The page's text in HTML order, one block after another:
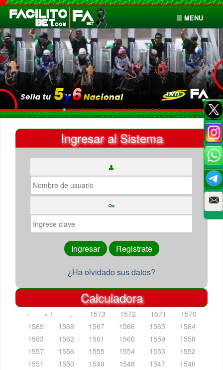
☰ MENU
Inicio
Apuestas
Cuentas
Ingresar al Sistema
¿Ha olvidado sus datos?
Calculadora
‹ « 1 … 1573 1572 1571
1570
1569
1568 1567 1566 1565
1564
1563
1562 1561 1560 1559
1558
1557
1556 1555 1554 1553
1552
1551
1550 1549 1548 1547
1546